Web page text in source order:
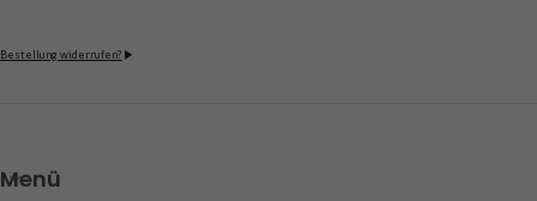
Bestellung widerrufen?
Menü